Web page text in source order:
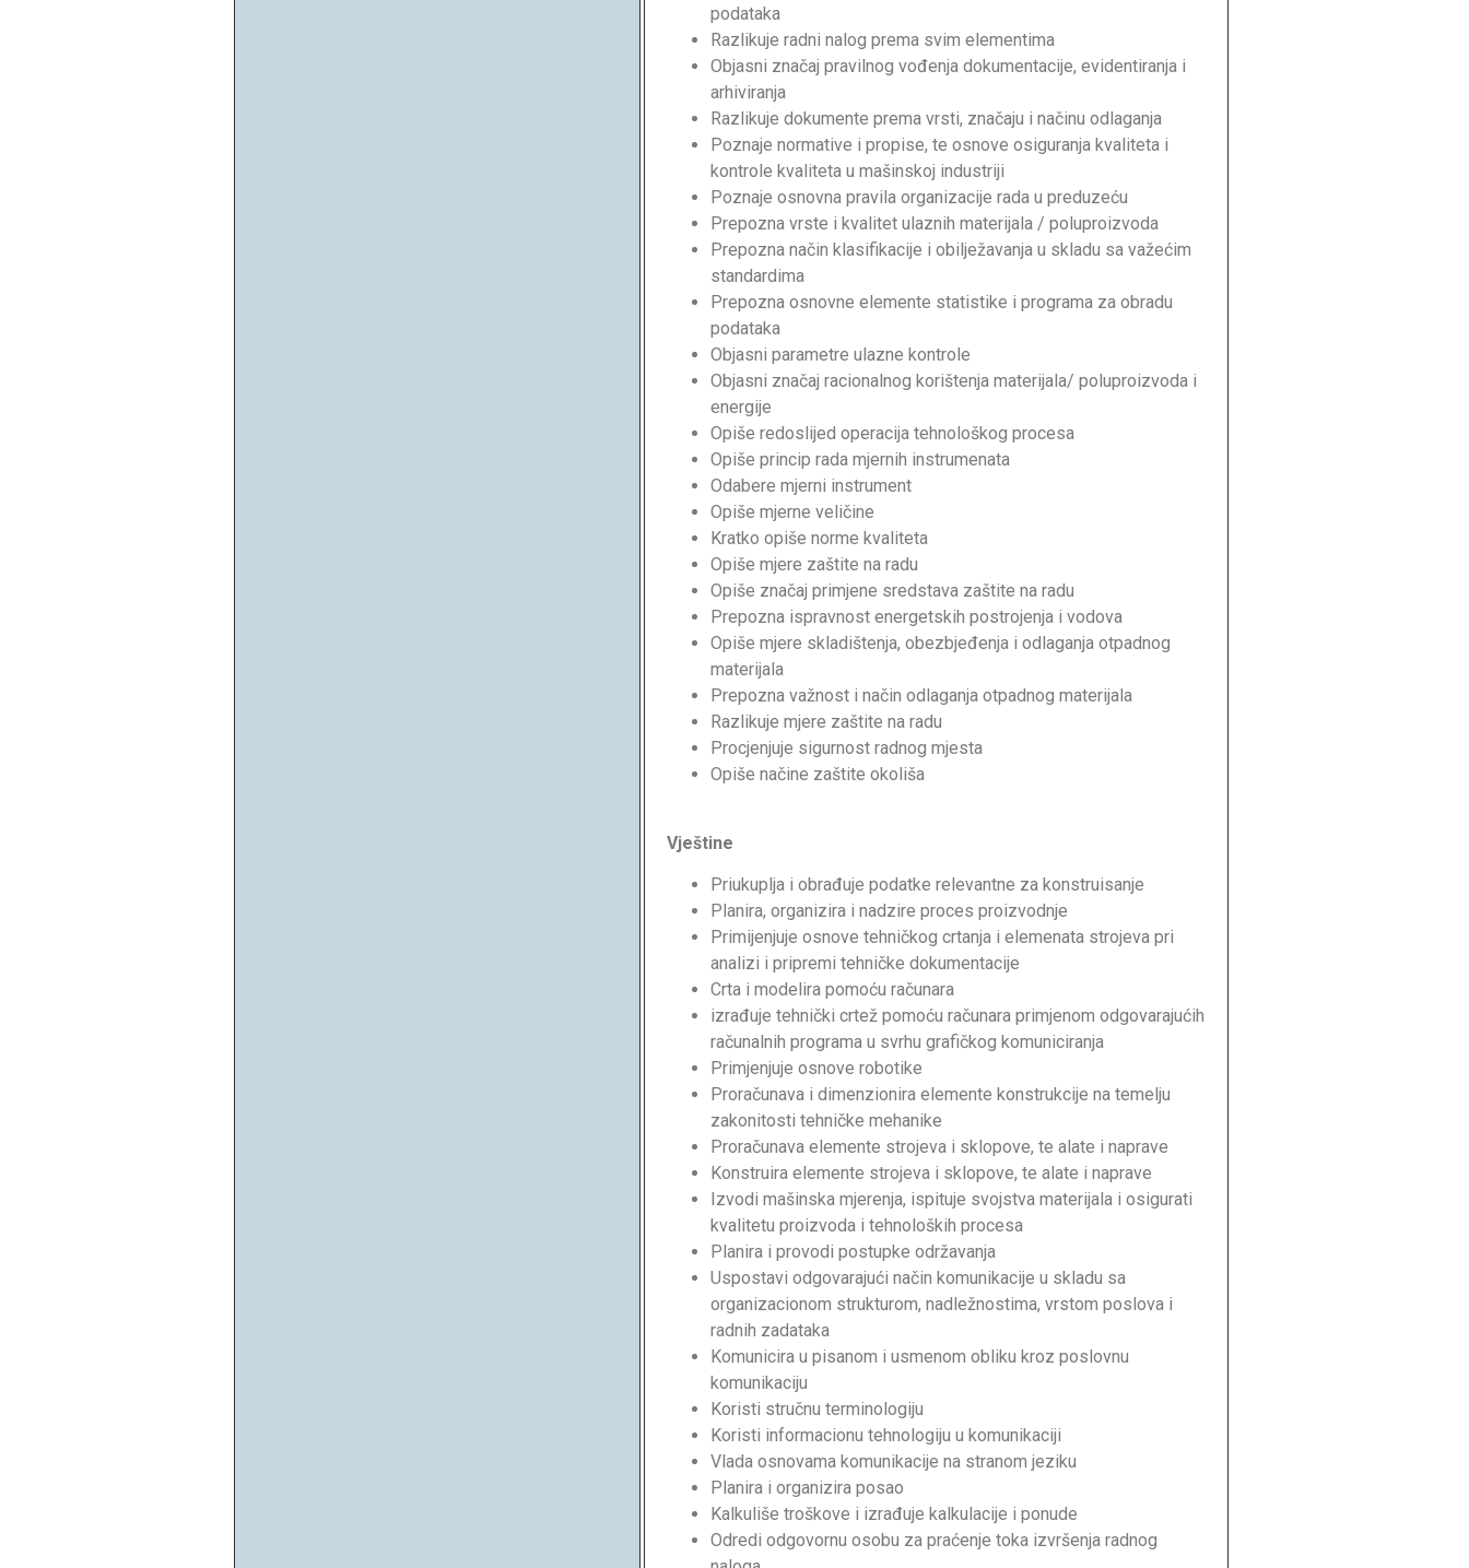
podataka
Razlikuje radni nalog prema svim elementima
Objasni značaj pravilnog vođenja dokumentacije, evidentiranja i
arhiviranja
Razlikuje dokumente prema vrsti, značaju i načinu odlaganja
Poznaje normative i propise, te osnove osiguranja kvaliteta i
kontrole kvaliteta u mašinskoj industriji
Poznaje osnovna pravila organizacije rada u preduzeću
Prepozna vrste i kvalitet ulaznih materijala / poluproizvoda
Prepozna način klasifikacije i obilježavanja u skladu sa važećim
standardima
Prepozna osnovne elemente statistike i programa za obradu
podataka
Objasni parametre ulazne kontrole
Objasni značaj racionalnog korištenja materijala/ poluproizvoda i
energije
Opiše redoslijed operacija tehnološkog procesa
Opiše princip rada mjernih instrumenata
Odabere mjerni instrument
Opiše mjerne veličine
Kratko opiše norme kvaliteta
Opiše mjere zaštite na radu
Opiše značaj primjene sredstava zaštite na radu
Prepozna ispravnost energetskih postrojenja i vodova
Opiše mjere skladištenja, obezbjeđenja i odlaganja otpadnog
materijala
Prepozna važnost i način odlaganja otpadnog materijala
Razlikuje mjere zaštite na radu
Procjenjuje sigurnost radnog mjesta
Opiše načine zaštite okoliša
Vještine
Priukuplja i obrađuje podatke relevantne za konstruisanje
Planira, organizira i nadzire proces proizvodnje
Primijenjuje osnove tehničkog crtanja i elemenata strojeva pri
analizi i pripremi tehničke dokumentacije
Crta i modelira pomoću računara
izrađuje tehnički crtež pomoću računara primjenom odgovarajućih
računalnih programa u svrhu grafičkog komuniciranja
Primjenjuje osnove robotike
Proračunava i dimenzionira elemente konstrukcije na temelju
zakonitosti tehničke mehanike
Proračunava elemente strojeva i sklopove, te alate i naprave
Konstruira elemente strojeva i sklopove, te alate i naprave
Izvodi mašinska mjerenja, ispituje svojstva materijala i osigurati
kvalitetu proizvoda i tehnoloških procesa
Planira i provodi postupke održavanja
Uspostavi odgovarajući način komunikacije u skladu sa
organizacionom strukturom, nadležnostima, vrstom poslova i
radnih zadataka
Komunicira u pisanom i usmenom obliku kroz poslovnu
komunikaciju
Koristi stručnu terminologiju
Koristi informacionu tehnologiju u komunikaciji
Vlada osnovama komunikacije na stranom jeziku
Planira i organizira posao
Kalkuliše troškove i izrađuje kalkulacije i ponude
Odredi odgovornu osobu za praćenje toka izvršenja radnog